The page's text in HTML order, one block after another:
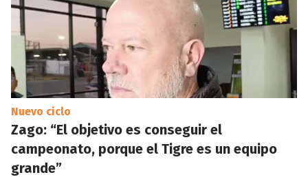
Nuevo ciclo
Zago: “El objetivo es conseguir el
campeonato, porque el Tigre es un equipo
grande”